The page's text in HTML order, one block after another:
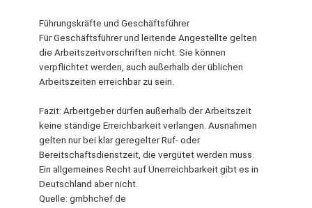
Führungskräfte und Geschäftsführer
Für Geschäftsführer und leitende Angestellte gelten
die Arbeitszeitvorschriften nicht. Sie können
verpflichtet werden, auch außerhalb der üblichen
Arbeitszeiten erreichbar zu sein.
Fazit: Arbeitgeber dürfen außerhalb der Arbeitszeit
keine ständige Erreichbarkeit verlangen. Ausnahmen
gelten nur bei klar geregelter Ruf- oder
Bereitschaftsdienstzeit, die vergütet werden muss.
Ein allgemeines Recht auf Unerreichbarkeit gibt es in
Deutschland aber nicht.
Quelle: gmbhchef.de